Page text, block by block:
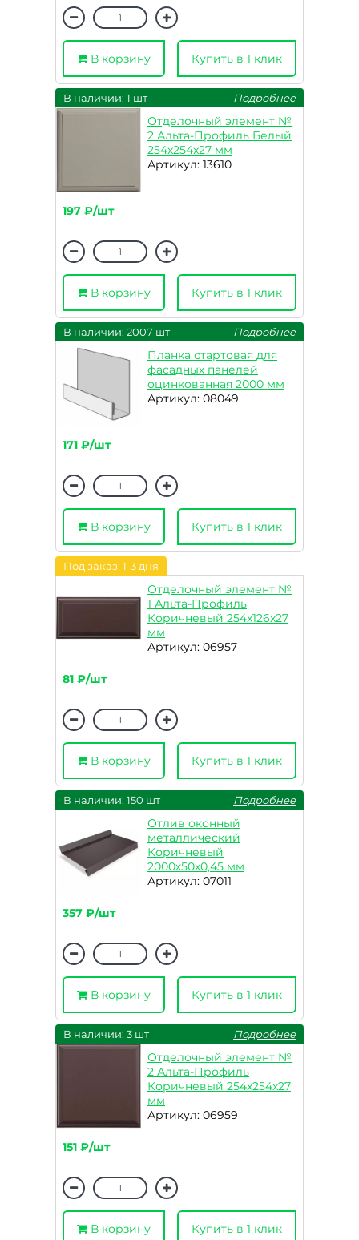
В корзину Купить в 1 клик
В наличии: 1 шт Подробнее
Отделочный элемент №
2 Альта-Профиль Белый
254x254x27 мм
Артикул: 13610
197 ₽/шт
В корзину Купить в 1 клик
В наличии: 2007 шт Подробнее
Планка стартовая для
фасадных панелей
оцинкованная 2000 мм
Артикул: 08049
171 ₽/шт
В корзину Купить в 1 клик
Под заказ: 1-3 дня
Отделочный элемент №
1 Альта-Профиль
Коричневый 254x126x27
мм
Артикул: 06957
81 ₽/шт
В корзину Купить в 1 клик
В наличии: 150 шт Подробнее
Отлив оконный
металлический
Коричневый
2000х50х0,45 мм
Артикул: 07011
357 ₽/шт
В корзину Купить в 1 клик
В наличии: 3 шт Подробнее
Отделочный элемент №
2 Альта-Профиль
Коричневый 254x254x27
мм
Артикул: 06959
151 ₽/шт
В корзину Купить в 1 клик